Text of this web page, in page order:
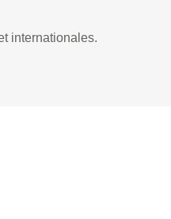
internationales.